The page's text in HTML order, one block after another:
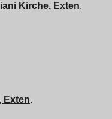
Kirche, Exten.
Exten.